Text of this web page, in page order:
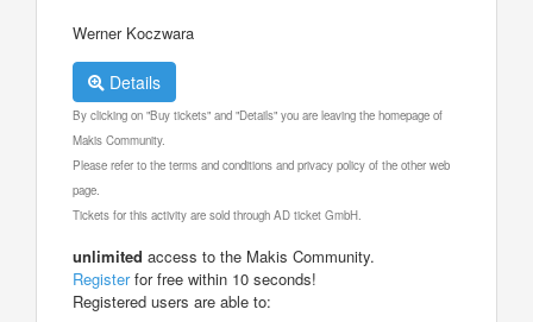
Werner Koczwara
Details
By clicking on "Buy tickets" and "Details" you are leaving the homepage of
Makis Community.
Please refer to the terms and conditions and privacy policy of the other web
page.
Tickets for this activity are sold through AD ticket GmbH.
unlimited access to the Makis Community.
Registerfor free within 10 seconds!
Registered users are able to: